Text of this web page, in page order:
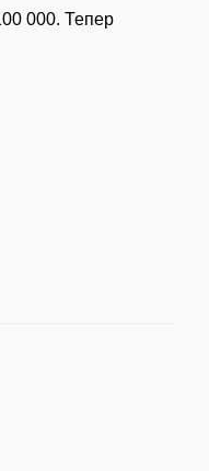
000. Тепер